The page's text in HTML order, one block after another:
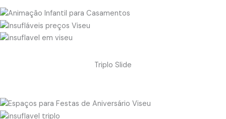
Triplo Slide